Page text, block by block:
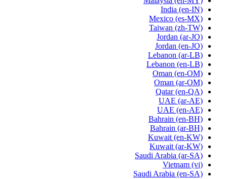
India (en-IN)
Mexico (es-MX)
Taiwan (zh-TW)
Jordan (ar-JO)
Jordan (en-JO)
Lebanon (ar-LB)
Lebanon (en-LB)
Oman (en-OM)
Oman (ar-OM)
Qatar (en-QA)
UAE (ar-AE)
UAE (en-AE)
Bahrain (en-BH)
Bahrain (ar-BH)
Kuwait (en-KW)
Kuwait (ar-KW)
Saudi Arabia (ar-SA)
Vietnam (vi)
Saudi Arabia (en-SA)